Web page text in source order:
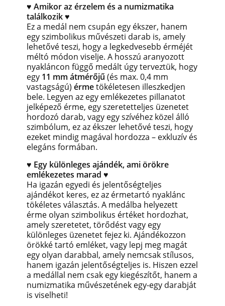
♥ Amikor az érzelem és a numizmatika
találkozik ♥
Ez a medál nem csupán egy ékszer, hanem
egy szimbolikus művészeti darab is, amely
lehetővé teszi, hogy a legkedvesebb érméjét
méltó módon viselje. A hosszú aranyozott
nyakláncon függő medált úgy terveztük, hogy
egy 11 mm átmérőjű (és max. 0,4 mm
vastagságú) érmetökéletesen illeszkedjen
bele. Legyen az egy emlékezetes pillanatot
jelképező érme, egy szeretetteljes üzenetet
hordozó darab, vagy egy szívéhez közel álló
szimbólum, ez az ékszer lehetővé teszi, hogy
ezeket mindig magával hordozza – exkluzív és
elegáns formában.
♥ Egy különleges ajándék, ami örökre
emlékezetes marad ♥
Ha igazán egyedi és jelentőségteljes
ajándékot keres, ez az érmetartó nyaklánc
tökéletes választás. A medálba helyezett
érme olyan szimbolikus értéket hordozhat,
amely szeretetet, törődést vagy egy
különleges üzenetet fejez ki. Ajándékozzon
örökké tartó emléket, vagy lepj meg magát
egy olyan darabbal, amely nemcsak stílusos,
hanem igazán jelentőségteljes is. Hiszen ezzel
a medállal nem csak egy kiegészítőt, hanem a
numizmatika művészetének egy-egy darabját
is viselheti!